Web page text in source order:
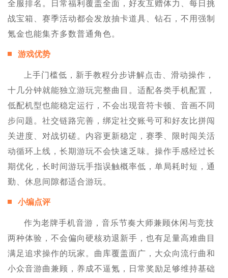
全服排名。日常福利覆盖全面，好友互赠体力、每日挑
战宝箱、赛季活动都会发放抽卡道具、钻石，不用强制
氪金也能集齐多数普通角色。
游戏优势
上手门槛低，新手教程分步讲解点击、滑动操作，
十几分钟就能独立游玩完整曲目。适配各类手机配置，
低配机型也能稳定运行，不会出现音符卡顿、音画不同
步问题。社交链路完善，绑定社交账号可和好友比拼闯
关进度、对战切磋。内容更新稳定，赛季、限时闯关活
动循环上线，长期游玩不会快速乏味。操作手感经过长
期优化，长时间游玩手指误触概率低，单局耗时短，通
勤、休息间隙都适合游玩。
小编点评
作为老牌手机音游，音乐节奏大师兼顾休闲与竞技
两种体验，不会偏向硬核劝退新手，也有足量高难曲目
满足追求操作的玩家。曲库覆盖面广，大众向流行曲和
小众音游曲兼顾，养成不逼氪，日常奖励足够维持基础